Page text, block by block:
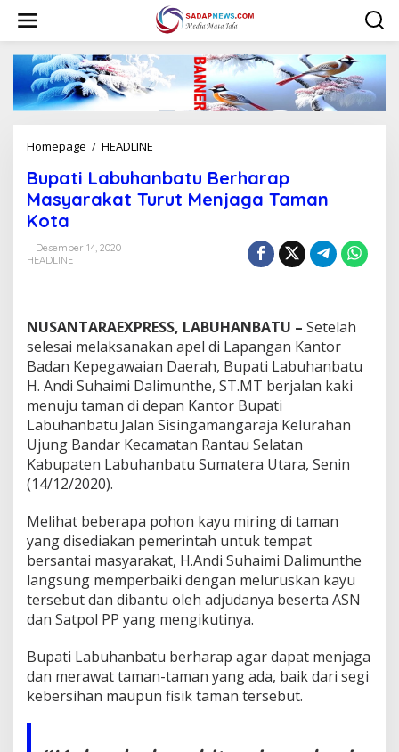
w
Homepage / HEADLINE
p
a
t
a
b
a
u
B
e
r
h
a
p
M
a
s
y
r
k
a
t
Bupati Labuhanbatu Berharap
Masyarakat Turut Menjaga Taman
Kota
Desember 14, 2020
HEADLINE
NUSANTARAEXPRESS, LABUHANBATU – Setelah
selesai melaksanakan apel di Lapangan Kantor
Badan Kepegawaian Daerah, Bupati Labuhanbatu
H. Andi Suhaimi Dalimunthe, ST.MT berjalan kaki
menuju taman di depan Kantor Bupati
Labuhanbatu Jalan Sisingamangaraja Kelurahan
Ujung Bandar Kecamatan Rantau Selatan
Kabupaten Labuhanbatu Sumatera Utara, Senin
(14/12/2020).
Melihat beberapa pohon kayu miring di taman
yang disediakan pemerintah untuk tempat
bersantai masyarakat, H.Andi Suhaimi Dalimunthe
langsung memperbaiki dengan meluruskan kayu
tersebut dan dibantu oleh adjudanya beserta ASN
dan Satpol PP yang mengikutinya.
Bupati Labuhanbatu berharap agar dapat menjaga
dan merawat taman-taman yang ada, baik dari segi
kebersihan maupun fisik taman tersebut.